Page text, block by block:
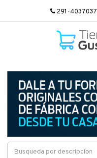
291-4037037